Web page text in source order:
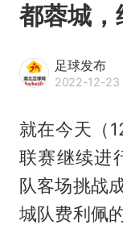
都蓉城
足球发布
2022-12-23
就在今天（
联赛继续进
队客场挑战
城队费利佩